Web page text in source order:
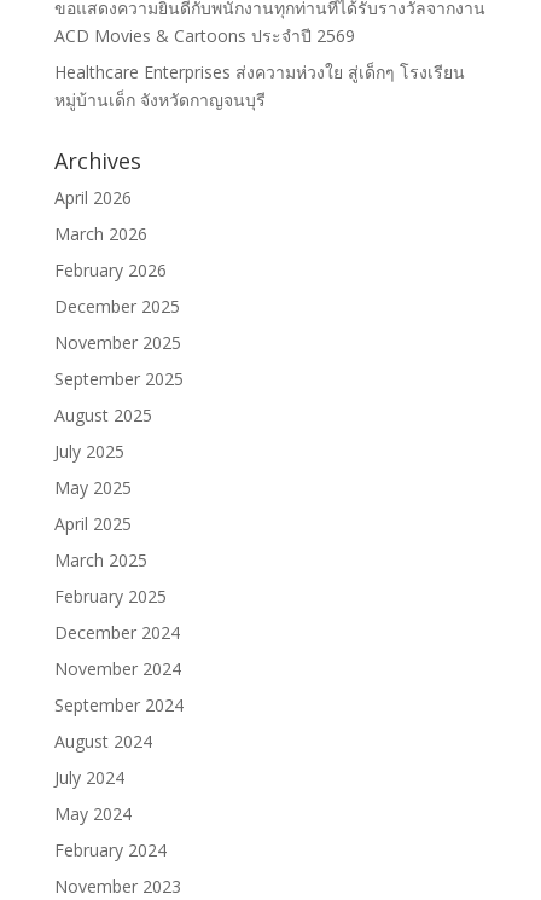
ขอแสดงความยินดีกับพนักงานทุกท่านที่ได้รับรางวัลจากงาน
ACD Movies & Cartoons ประจำปี 2569
Healthcare Enterprises ส่งความห่วงใย สู่เด็กๆ โรงเรียน
หมู่บ้านเด็ก จังหวัดกาญจนบุรี
Archives
April 2026
March 2026
February 2026
December 2025
November 2025
September 2025
August 2025
July 2025
May 2025
April 2025
March 2025
February 2025
December 2024
November 2024
September 2024
August 2024
July 2024
May 2024
February 2024
November 2023